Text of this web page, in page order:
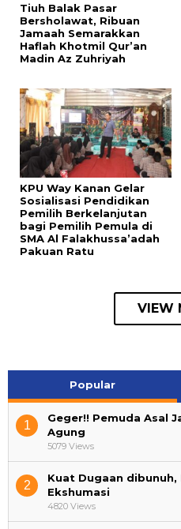
Tiuh Balak Pasar
Bersholawat, Ribuan
Jamaah Semarakkan
Haflah Khotmil Qur’an
Madin Az Zuhriyah
KPU Way Kanan Gelar
Sosialisasi Pendidikan
Pemilih Berkelanjutan
bagi Pemilih Pemula di
SMA Al Falakhussa’adah
Pakuan Ratu
VIEW
Popular
1
Geger!! Pemuda Asal
Agung
5079 Views
2
Kuat Dugaan dibunuh,
Ekshumasi
4820 Views